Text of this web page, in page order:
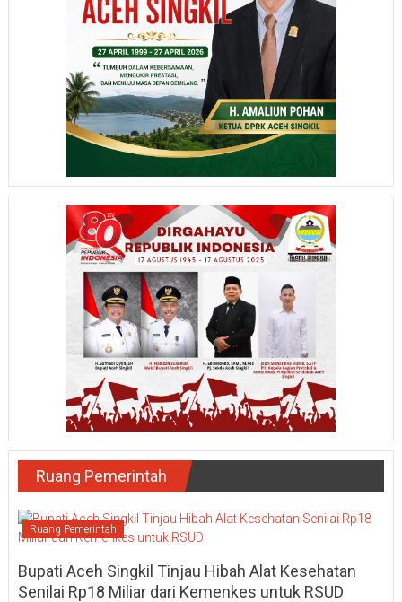
Ruang Pemerintah
Ruang Pemerintah
Bupati Aceh Singkil Tinjau Hibah Alat Kesehatan
Senilai Rp18 Miliar dari Kemenkes untuk RSUD